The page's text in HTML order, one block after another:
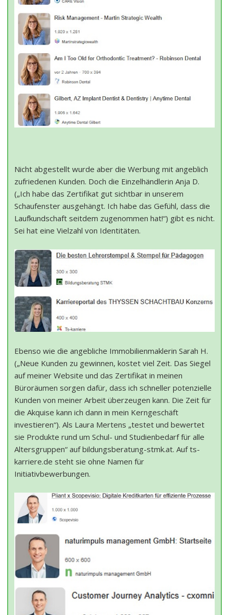
Nicht abgestellt wurde aber die Werbung mit angeblich
zufriedenen Kunden. Doch die Einzelhändlerin Anja D.
(„Ich habe das Zertifikat gut sichtbar in unserem
Schaufenster ausgehängt. Ich habe das Gefühl, dass die
Laufkundschaft seitdem zugenommen hat!“) gibt es nicht.
Sei hat eine Vielzahl von Identitäten.
Ebenso wie die angebliche Immobilienmaklerin Sarah H.
(„Neue Kunden zu gewinnen, kostet viel Zeit. Das Siegel
auf meiner Website und das Zertifikat in meinen
Büroräumen sorgen dafür, dass ich schneller potenzielle
Kunden von meiner Arbeit überzeugen kann. Die Zeit für
die Akquise kann ich dann in mein Kerngeschäft
investieren“). Als Laura Mertens „testet und bewertet
sie Produkte rund um Schul- und Studienbedarf für alle
Altersgruppen“ auf bildungsberatung-stmk.at. Auf ts-
karriere.de steht sie ohne Namen für
Initiativbewerbungen.